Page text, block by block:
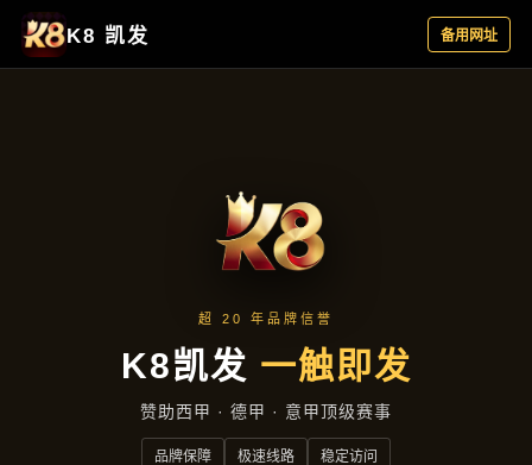
案例精选
首页 案例精选